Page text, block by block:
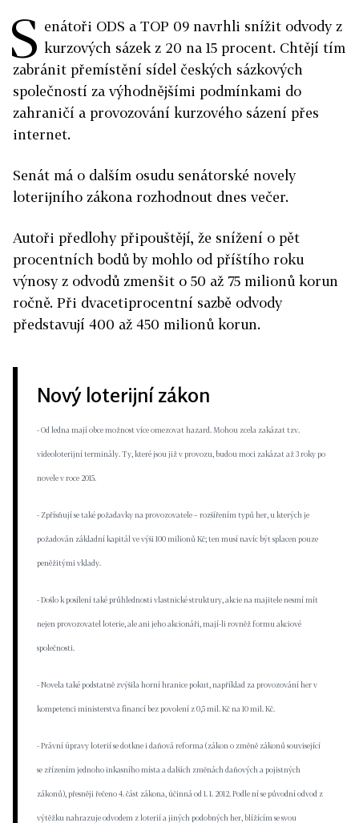
S enátoři ODS a TOP 09 navrhli snížit odvody z
kurzových sázek z 20 na 15 procent. Chtějí tím
zabránit přemístění sídel českých sázkových
společností za výhodnějšími podmínkami do
zahraničí a provozování kurzového sázení přes
internet.
Senát má o dalším osudu senátorské novely
loterijního zákona rozhodnout dnes večer.
Autoři předlohy připouštějí, že snížení o pět
procentních bodů by mohlo od příštího roku
výnosy z odvodů zmenšit o 50 až 75 milionů korun
ročně. Při dvacetiprocentní sazbě odvody
představují 400 až 450 milionů korun.
Nový loterijní zákon
- Od ledna mají obce možnost více omezovat hazard. Mohou zcela zakázat tzv.
videoloterijní terminály. Ty, které jsou již v provozu, budou moci zakázat až 3 roky po
novele v roce 2015.
- Zpřísňují se také požadavky na provozovatele – rozšířením typů her, u kterých je
požadován základní kapitál ve výši 100 milionů Kč; ten musí navíc být splacen pouze
peněžitými vklady.
- Došlo k posílení také průhlednosti vlastnické struktury, akcie na majitele nesmí mít
nejen provozovatel loterie, ale ani jeho akcionáři, mají-li rovněž formu akciové
společnosti.
- Novela také podstatně zvýšila horní hranice pokut, například za provozování her v
kompetenci ministerstva financí bez povolení z 0,5 mil. Kč na 10 mil. Kč.
- Právní úpravy loterií se dotkne i daňová reforma (zákon o změně zákonů související
se zřízením jednoho inkasního místa a dalších změnách daňových a pojistných
zákonů), přesněji řečeno 4. část zákona, účinná od 1. 1. 2012. Podle ní se původní odvod z
výtěžku nahrazuje odvodem z loterií a jiných podobných her, blížícím se svou